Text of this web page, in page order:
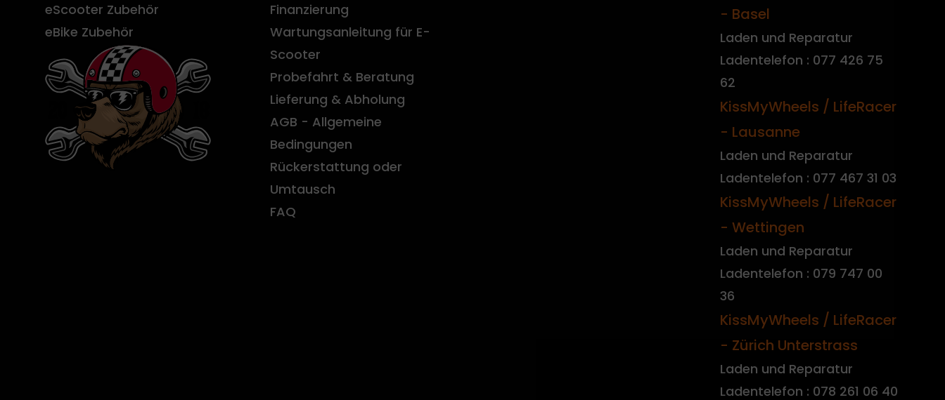
eScooter Zubehör
eBike Zubehör
Finanzierung
Wartungsanleitung für E-
Scooter
Probefahrt & Beratung
Lieferung & Abholung
AGB - Allgemeine
Bedingungen
Rückerstattung oder
Umtausch
FAQ
- Basel
Laden und Reparatur
Ladentelefon : 077 426 75
62
KissMyWheels / LifeRacer
- Lausanne
Laden und Reparatur
Ladentelefon : 077 467 31 03
KissMyWheels / LifeRacer
- Wettingen
Laden und Reparatur
Ladentelefon : 079 747 00
36
KissMyWheels / LifeRacer
- Zürich Unterstrass
Laden und Reparatur
Ladentelefon : 078 261 06 40